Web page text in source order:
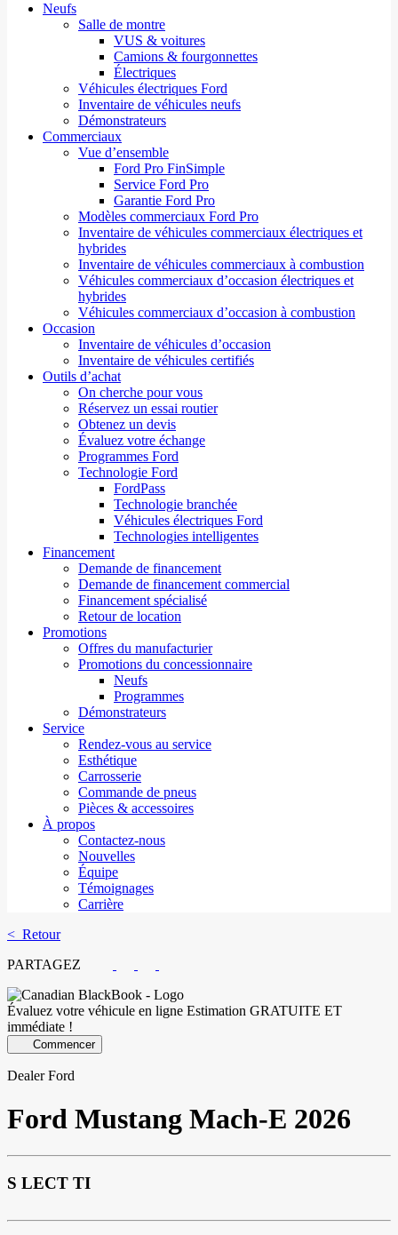
Neufs
Salle de montre
VUS & voitures
Camions & fourgonnettes
Électriques
Véhicules électriques Ford
Inventaire de véhicules neufs
Démonstrateurs
Commerciaux
Vue d’ensemble
Ford Pro FinSimple
Service Ford Pro
Garantie Ford Pro
Modèles commerciaux Ford Pro
Inventaire de véhicules commerciaux électriques et
hybrides
Inventaire de véhicules commerciaux à combustion
Véhicules commerciaux d’occasion électriques et
hybrides
Véhicules commerciaux d’occasion à combustion
Occasion
Inventaire de véhicules d’occasion
Inventaire de véhicules certifiés
Outils d’achat
On cherche pour vous
Réservez un essai routier
Obtenez un devis
Évaluez votre échange
Programmes Ford
Technologie Ford
FordPass
Technologie branchée
Véhicules électriques Ford
Technologies intelligentes
Financement
Demande de financement
Demande de financement commercial
Financement spécialisé
Retour de location
Promotions
Offres du manufacturier
Promotions du concessionnaire
Neufs
Programmes
Démonstrateurs
Service
Rendez-vous au service
Esthétique
Carrosserie
Commande de pneus
Pièces & accessoires
À propos
Contactez-nous
Nouvelles
Équipe
Témoignages
Carrière
< Retour
PARTAGEZ
Évaluez votre véhicule en ligne Estimation GRATUITE ET
immédiate !
Commencer
Dealer Ford
Ford Mustang Mach-E 2026
S LECT TI